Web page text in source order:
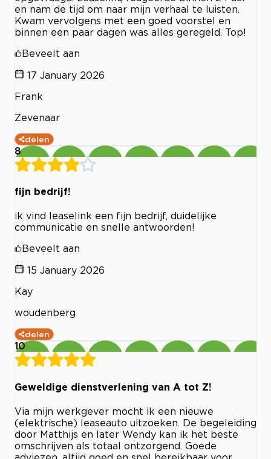
en nam de tijd om naar mijn verhaal te luisten.
Kwam vervolgens met een goed voorstel en
binnen een paar dagen was alles geregeld. Top!
Beveelt aan
17 January 2026
Frank
Zevenaar
delen
8
fijn bedrijf!
ik vind leaselink een fijn bedrijf, duidelijke
communicatie en snelle antwoorden!
Beveelt aan
15 January 2026
Kay
woudenberg
delen
10
Geweldige dienstverlening van A tot Z!
Via mijn werkgever mocht ik een nieuwe
(elektrische) leaseauto uitzoeken. De begeleiding
door Matthijs en later Wendy kan ik het beste
omschrijven als totaal ontzorgend. Goede